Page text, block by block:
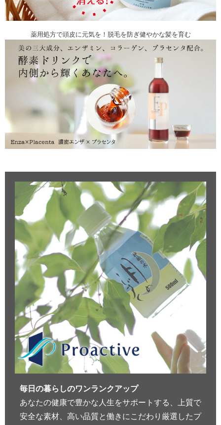
薬用処方で頭皮に元気を！脱毛を防ぎ健やかな髪を育む
毎日の暮らしのワンランクアップ
あなたの健康で豊かな人生をサポートする、上質で
安全な素材、高い品質と働きにこだわり厳選したプ